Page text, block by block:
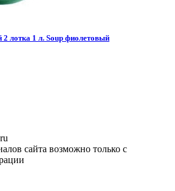
2 лотка 1 л. Soup фиолетовый
сайта возможно только с